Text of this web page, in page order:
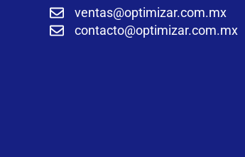
ventas@optimizar.com.mx
contacto@optimizar.com.mx